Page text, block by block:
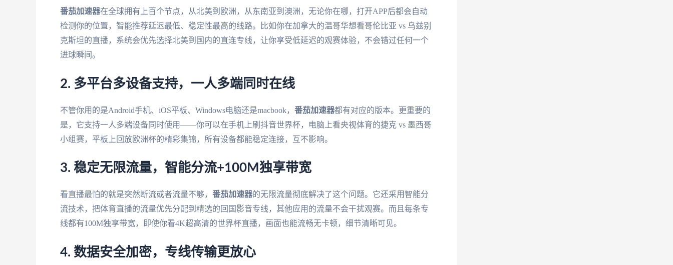
番茄加速器在全球拥有上百个节点，从北美到欧洲，从东南亚到澳洲，无论你在哪，打开APP后都会自动
检测你的位置，智能推荐延迟最低、稳定性最高的线路。比如你在加拿大的温哥华想看哥伦比亚 vs 乌兹别
克斯坦的直播，系统会优先选择北美到国内的直连专线，让你享受低延迟的观赛体验，不会错过任何一个
进球瞬间。
2. 多平台多设备支持，一人多端同时在线
不管你用的是Android手机、iOS平板、Windows电脑还是macbook， 番茄加速器都有对应的版本。更重要的
是，它支持一人多端设备同时使用——你可以在手机上刷抖音世界杯，电脑上看央视体育的捷克 vs 墨西哥
小组赛，平板上回放欧洲杯的精彩集锦，所有设备都能稳定连接，互不影响。
3. 稳定无限流量，智能分流+100M独享带宽
看直播最怕的就是突然断流或者流量不够， 番茄加速器的无限流量彻底解决了这个问题。它还采用智能分
流技术，把体育直播的流量优先分配到精选的回国影音专线，其他应用的流量不会干扰观赛。而且每条专
线都有100M独享带宽，即使你看4K超高清的世界杯直播，画面也能流畅无卡顿，细节清晰可见。
4. 数据安全加密，专线传输更放心